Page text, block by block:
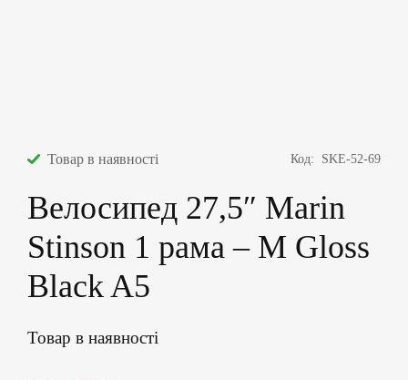
Товар в наявності Код: SKE-52-69
Велосипед 27,5″ Marin
Stinson 1 рама – M Gloss
Black A5
Товар в наявності